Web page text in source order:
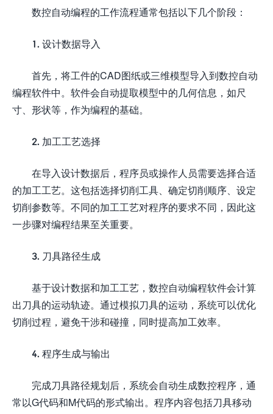
数控自动编程的工作流程通常包括以下几个阶段：
1. 设计数据导入
首先，将工件的CAD图纸或三维模型导入到数控自动
编程软件中。软件会自动提取模型中的几何信息，如尺
寸、形状等，作为编程的基础。
2. 加工工艺选择
在导入设计数据后，程序员或操作人员需要选择合适
的加工工艺。这包括选择切削工具、确定切削顺序、设定
切削参数等。不同的加工工艺对程序的要求不同，因此这
一步骤对编程结果至关重要。
3. 刀具路径生成
基于设计数据和加工工艺，数控自动编程软件会计算
出刀具的运动轨迹。通过模拟刀具的运动，系统可以优化
切削过程，避免干涉和碰撞，同时提高加工效率。
4. 程序生成与输出
完成刀具路径规划后，系统会自动生成数控程序，通
常以G代码和M代码的形式输出。程序内容包括刀具移动